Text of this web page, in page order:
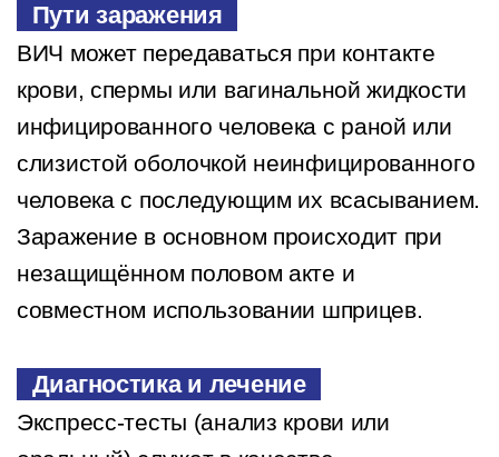
Пути заражения
ВИЧ может передаваться при контакте
крови, спермы или вагинальной жидкости
инфицированного человека с раной или
слизистой оболочкой неинфицированного
человека с последующим их всасыванием.
Заражение в основном происходит при
незащищённом половом акте и
совместном использовании шприцев.
Диагностика и лечение
Экспресс-тесты (анализ крови или